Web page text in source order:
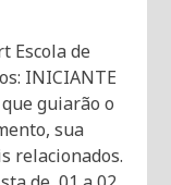
Escola de
INICIANTE
que guiarão o
sua
relacionados.